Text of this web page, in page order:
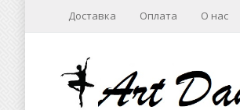
Доставка Оплата О нас